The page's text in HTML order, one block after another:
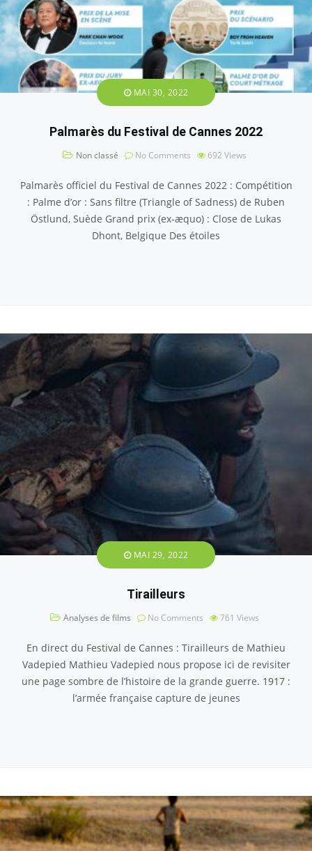
MAI 30, 2022
Palmarès du Festival de Cannes 2022
Non classé No Comments 692 Views
Palmarès officiel du Festival de Cannes 2022 : Compétition
: Palme d’or : Sans filtre (Triangle of Sadness) de Ruben
Östlund, Suède Grand prix (ex-æquo) : Close de Lukas
Dhont, Belgique Des étoiles
MAI 29, 2022
Tirailleurs
Analyses de films No Comments 761 Views
En direct du Festival de Cannes : Tirailleurs de Mathieu
Vadepied Mathieu Vadepied nous propose ici de revisiter
une page sombre de l’histoire de la grande guerre. 1917 :
l’armée française capture de jeunes